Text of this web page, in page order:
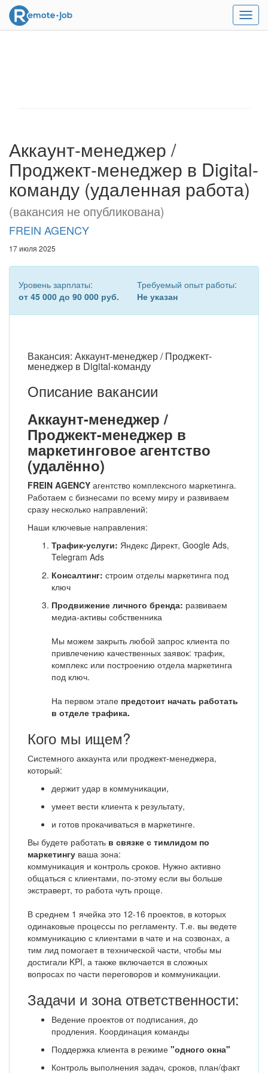
Меню
Аккаунт-менеджер /
Проджект-менеджер в Digital-
команду (удаленная работа)
(вакансия не опубликована)
FREIN AGENCY
17 июля 2025
Уровень зарплаты:
от 45 000 до 90 000 руб.
Требуемый опыт работы:
Не указан
Вакансия: Аккаунт-менеджер / Проджект-
менеджер в Digital-команду
Описание вакансии
Аккаунт-менеджер /
Проджект-менеджер в
маркетинговое агентство
(удалённо)
FREIN AGENCY агентство комплексного маркетинга.
Работаем с бизнесами по всему миру и развиваем
сразу несколько направлений:
Наши ключевые направления:
Трафик-услуги: Яндекс Директ, Google Ads,
Telegram Ads
Консалтинг: строим отделы маркетинга под
ключ
Продвижение личного бренда: развиваем
медиа-активы собственника
Мы можем закрыть любой запрос клиента по
привлечению качественных заявок: трафик,
комплекс или построению отдела маркетинга
под ключ.
На первом этапе предстоит начать работать
в отделе трафика.
Кого мы ищем?
Системного аккаунта или проджект-менеджера,
который:
держит удар в коммуникации,
умеет вести клиента к результату,
и готов прокачиваться в маркетинге.
Вы будете работать в связке с тимлидом по
маркетингу ваша зона:
коммуникация и контроль сроков. Нужно активно
общаться с клиентами, по-этому если вы больше
экстраверт, то работа чуть проще.
В среднем 1 ячейка это 12-16 проектов, в которых
одинаковые процессы по регламенту. Т.е. вы ведете
коммуникацию с клиентами в чате и на созвонах, а
тим лид помогает в технической части, чтобы мы
достигали KPI, а также включается в сложных
вопросах по части переговоров и коммуникации.
Задачи и зона ответственности:
Ведение проектов от подписания, до
продления. Координация команды
Поддержка клиента в режиме "одного окна"
Контроль выполнения задач, сроков, план/факт